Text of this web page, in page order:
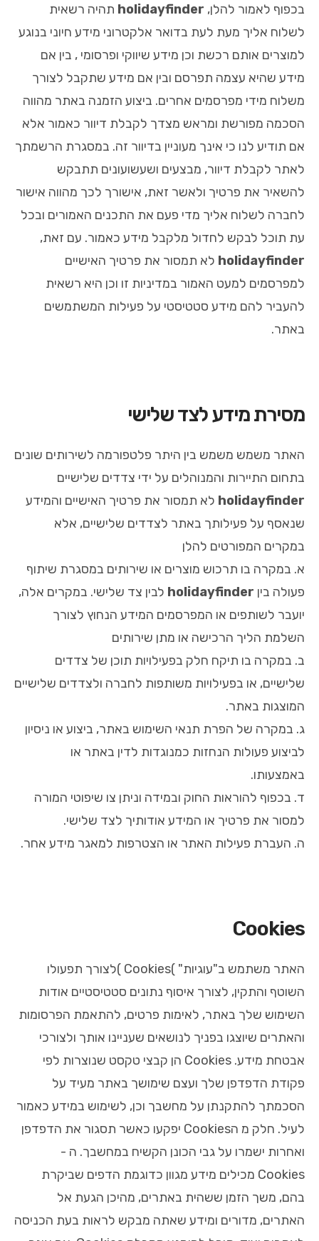
בכפוף לאמור להלן, holidayfinder תהיה רשאית
לשלוח אליך מעת לעת בדואר אלקטרוני מידע חיוני בנוגע
למוצרים אותם רכשת וכן מידע שיווקי ופרסומי , בין אם
מידע שהיא עצמה תפרסם ובין אם מידע שתקבל לצורך
משלוח מידי מפרסמים אחרים. ביצוע הזמנה באתר מהווה
הסכמה מפורשת ומראש מצדך לקבלת דיוור כאמור אלא
אם תודיע לנו כי אינך מעוניין בדיוור זה. במסגרת הרשמתך
לאתר לקבלת דיוור, מבצעים ושעשועונים תתבקש
להשאיר את פרטיך ולאשר זאת, אישורך לכך מהווה אישור
לחברה לשלוח אליך מדי פעם את התכנים האמורים ובכל
עת תוכל לבקש לחדול מלקבל מידע כאמור. עם זאת,
holidayfinder לא תמסור את פרטיך האישיים
למפרסמים למעט האמור במדיניות זו וכן היא רשאית
להעביר להם מידע סטטיסטי על פעילות המשתמשים
באתר.
מסירת מידע לצד שלישי
האתר משמש משמש בין היתר פלטפורמה לשירותים שונים
בתחום התיירות והמנוהלים על ידי צדדים שלישיים
holidayfinder לא תמסור את פרטיך האישיים והמידע
שנאסף על פעילותך באתר לצדדים שלישיים, אלא
במקרים המפורטים להלן
א. במקרה בו תרכוש מוצרים או שירותים במסגרת שיתוף
פעולה בין holidayfinder לבין צד שלישי. במקרים אלה,
יועבר לשותפים או המפרסמים המידע הנחוץ לצורך
השלמת הליך הרכישה או מתן שירותים
ב. במקרה בו תיקח חלק בפעילויות תוכן של צדדים
שלישיים, או בפעילויות משותפות לחברה ולצדדים שלישיים
המוצגות באתר.
ג. במקרה של הפרת תנאי השימוש באתר, ביצוע או ניסיון
לביצוע פעולות הנחזות כמנוגדות לדין באתר או
באמצעותו.
ד. בכפוף להוראות החוק ובמידה וניתן צו שיפוטי המורה
למסור את פרטיך או המידע אודותיך לצד שלישי.
ה. העברת פעילות האתר או הצטרפות למאגר מידע אחר.
Cookies
האתר משתמש ב"עוגיות" )Cookies )לצורך תפעולו
השוטף והתקין, לצורך איסוף נתונים סטטיסטיים אודות
השימוש שלך באתר, לאימות פרטים, להתאמת הפרסומות
והאתרים שיוצגו בפניך לנושאים שעניינו אותך ולצורכי
אבטחת מידע. Cookies הן קבצי טקסט שנוצרות לפי
פקודת הדפדפן שלך ועצם שימושך באתר מעיד על
הסכמתך להתקנתן על מחשבך וכן, לשימוש במידע כאמור
לעיל. חלק מ הCookies יפקעו כאשר תסגור את הדפדפן
ואחרות ישמרו על גבי הכונן הקשיח במחשבך. ה -
Cookies מכילים מידע מגוון כדוגמת הדפים שביקרת
בהם, משך הזמן ששהית באתרים, מהיכן הגעת אל
האתרים, מדורים ומידע שאתה מבקש לראות בעת הכניסה